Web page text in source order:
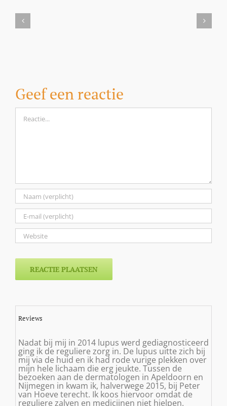
Geef een reactie
Reviews
Nadat bij mij in 2014 lupus werd gediagnosticeerd
ging ik de reguliere zorg in. De lupus uitte zich bij
mij via de huid en ik had rode vurige plekken over
mijn hele lichaam die erg jeukte. Tussen de
bezoeken aan de dermatologen in Apeldoorn en
Nijmegen in kwam ik, halverwege 2015, bij Peter
van Hoeve terecht. Ik koos hiervoor omdat de
reguliere zalven en medicijnen niet hielpen.